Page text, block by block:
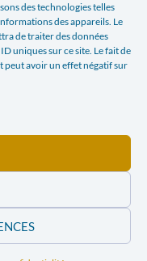
des technologies telles
des appareils. Le
de traiter des données
uniques sur ce site. Le fait de
peut avoir un effet négatif sur
SAINT-PIERRE, 208 À 1040
| WEBDESIGN PAR